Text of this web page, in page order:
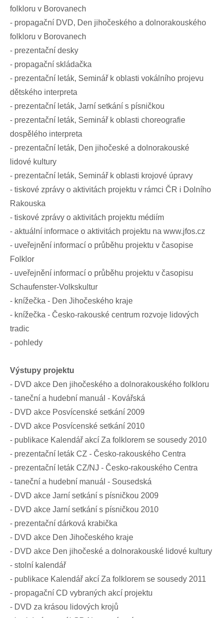
folkloru v Borovanech
- propagační DVD, Den jihočeského a dolnorakouského
folkloru v Borovanech
- prezentační desky
- propagační skládačka
- prezentační leták, Seminář k oblasti vokálního projevu
dětského interpreta
- prezentační leták, Jarní setkání s písničkou
- prezentační leták, Seminář k oblasti choreografie
dospělého interpreta
- prezentační leták, Den jihočeské a dolnorakouské
lidové kultury
- prezentační leták, Seminář k oblasti krojové úpravy
- tiskové zprávy o aktivitách projektu v rámci ČR i Dolního
Rakouska
- tiskové zprávy o aktivitách projektu médiím
- aktuální informace o aktivitách projektu na www.jfos.cz
- uveřejnění informací o průběhu projektu v časopise
Folklor
- uveřejnění informací o průběhu projektu v časopisu
Schaufenster-Volkskultur
- knížečka - Den Jihočeského kraje
- knížečka - Česko-rakouské centrum rozvoje lidových
tradic
- pohledy
Výstupy projektu
- DVD akce Den jihočeského a dolnorakouského folkloru
- taneční a hudební manuál - Kovářská
- DVD akce Posvícenské setkání 2009
- DVD akce Posvícenské setkání 2010
- publikace Kalendář akcí Za folklorem se sousedy 2010
- prezentační leták CZ - Česko-rakouského Centra
- prezentační leták CZ/NJ - Česko-rakouského Centra
- taneční a hudební manuál - Sousedská
- DVD akce Jarní setkání s písničkou 2009
- DVD akce Jarní setkání s písničkou 2010
- prezentační dárková krabička
- DVD akce Den Jihočeského kraje
- DVD akce Den jihočeské a dolnorakouské lidové kultury
- stolní kalendář
- publikace Kalendář akcí Za folklorem se sousedy 2011
- propagační CD vybraných akcí projektu
- DVD za krásou lidových krojů